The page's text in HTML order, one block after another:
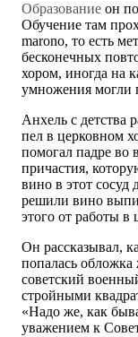
Образование он
Обучение там
marono, то есть
бесконечных
хором, иногда на
умножения могли
Анхель с детства
пел в церковном
помогал падре во
причастия,
вино в этот сосуд
решили вино
этого от работы в
Он рассказывал,
попалась
советский
стройными
«Надо же, как
уважением к